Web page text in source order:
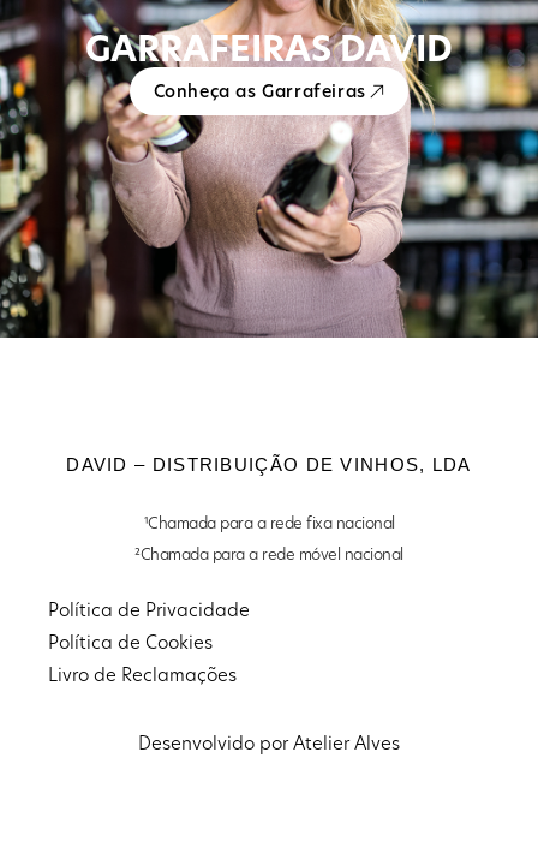
GARRAFEIRAS DAVID
Conheça as Garrafeiras
DAVID – DISTRIBUIÇÃO DE VINHOS, LDA
¹Chamada para a rede fixa nacional
²Chamada para a rede móvel nacional
Política de Privacidade
Política de Cookies
Livro de Reclamações
Desenvolvido por Atelier Alves